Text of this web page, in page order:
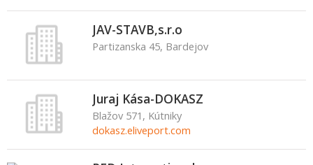
JAV-STAVB,s.r.o
Partizanska 45, Bardejov
Juraj Kása-DOKASZ
Blažov 571, Kútniky
dokasz.eliveport.com